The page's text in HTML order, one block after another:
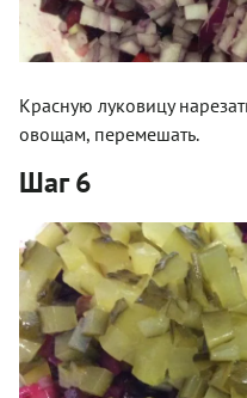
Красную луковицу
овощам, перемешать.
Шаг 6